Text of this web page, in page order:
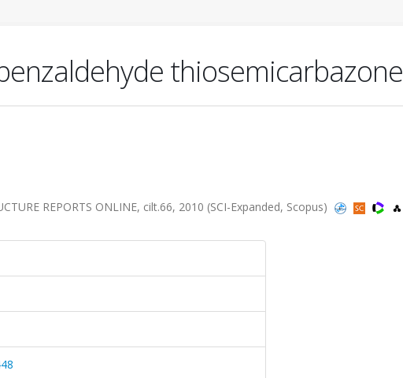
thiosemicarbazone
REPORTS ONLINE, cilt.66, 2010 (SCI-Expanded, Scopus)